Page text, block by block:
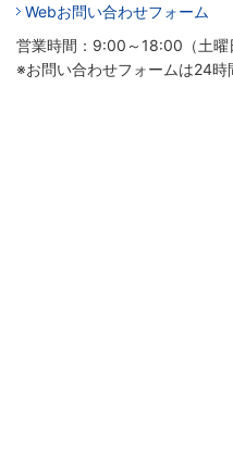
Webお問い合わせフォーム
営業時間：9:00～18:00（土曜
※お問い合わせフォームは24時